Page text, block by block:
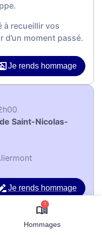
7
Hommages
à recueillir vos
moment passé.
Je rends hommage
Saint-Nicolas-
Je rends hommage